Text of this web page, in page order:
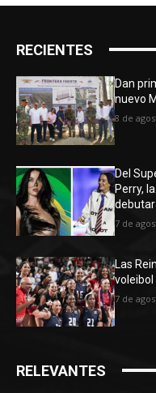
RECIENTES
Dan
nuevo
8 de
Del
Perry,
7 de
Las
7 de
RELEVANTES